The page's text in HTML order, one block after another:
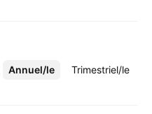
Annuel/le Trimestriel/le
Plus